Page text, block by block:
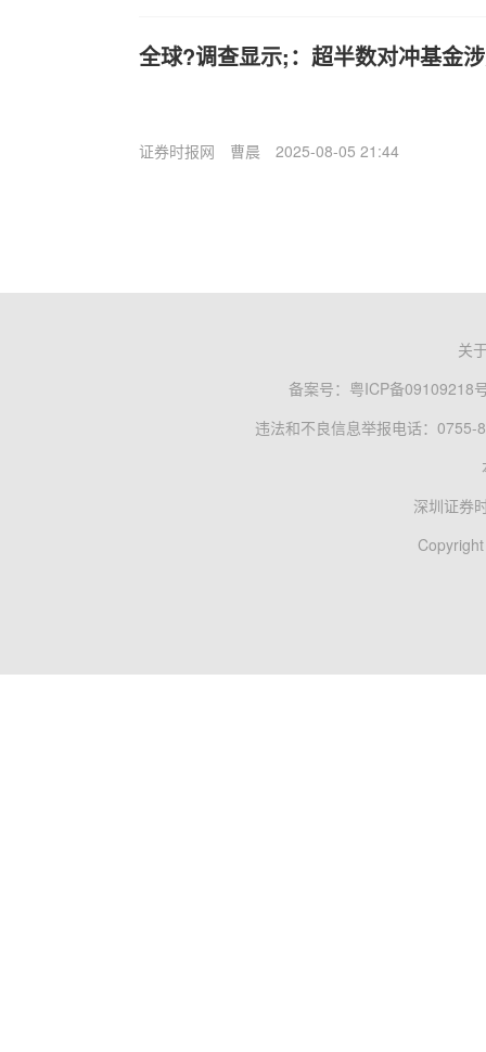
全球?调查显示;：超半数对冲基金
证券时报网 曹晨 2025-08-05 21:44
关
备案号： 粤ICP备09109218
违法和不良信息举报电话：0755-
深圳证券